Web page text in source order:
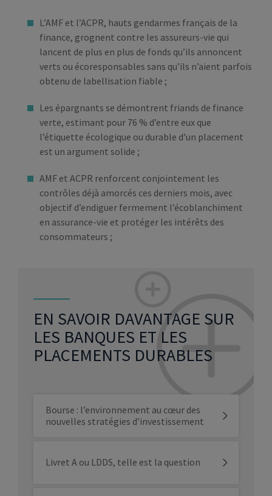
L’AMF et l’ACPR, hauts gendarmes français de la
finance, grognent contre les assureurs-vie qui
lancent de plus en plus de fonds qu’ils annoncent
verts ou écoresponsables sans qu’ils n’aient parfois
obtenu de labellisation fiable ;
Les épargnants se démontrent friands de finance
verte, estimant pour 76 % d’entre eux que
l’étiquette écologique ou durable d’un placement
est un argument solide ;
AMF et ACPR renforcent conjointement les
contrôles déjà amorcés ces derniers mois, avec
objectif d’endiguer fermement l’écoblanchiment
en assurance-vie et protéger les intérêts des
consommateurs ;
EN SAVOIR DAVANTAGE SUR
LES BANQUES ET LES
PLACEMENTS DURABLES
Bourse : l’environnement au cœur des
nouvelles stratégies d’investissement
Livret A ou LDDS, telle est la question